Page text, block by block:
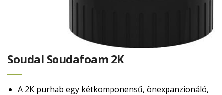
Soudal Soudafoam 2K
A 2K purhab egy kétkomponensű, önexpanzionáló,